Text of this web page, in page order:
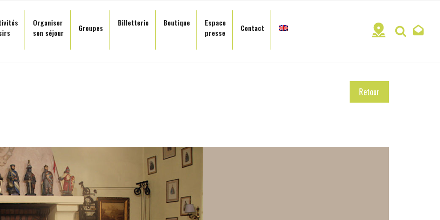
Organiser
son séjour
Groupes
Billetterie Boutique
Espace
presse
Contact
Retour